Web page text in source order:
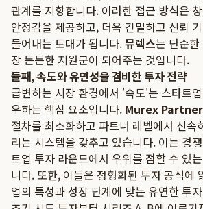
관계를 지향합니다. 이러한 접근 방식은
안정감을 제공하고, 더욱 긴밀하고 신뢰
들어내는 토대가 됩니다.뮤렉스는 단순
장 든든한 지원군이 되어주는 것입니다.
둘째, 속도와 유연성을 겸비한 투자 전략
급변하는 시장 환경에서 '속도'는 스타트
우하는 핵심 요소입니다. Murex
절차를 최소화하고 파트너 레벨에서 신속
리는 시스템을 갖추고 있습니다. 이는 경
트업 투자 라운드에서 우위를 점할 수 있
니다. 또한, 이들은 정형화된 투자 공식에
업의 특성과 성장 단계에 맞는 유연한 투